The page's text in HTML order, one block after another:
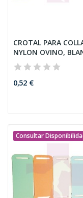
CROTAL PARA
NYLON OVINO,
0,52 €
Consultar